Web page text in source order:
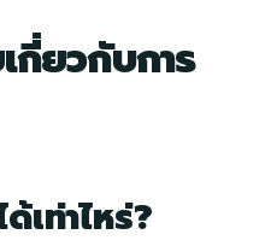
กี่ยวกับการ
เท่าไหร่?